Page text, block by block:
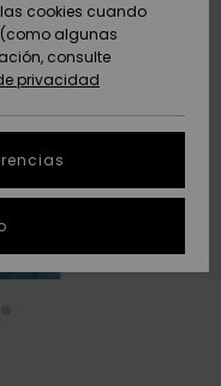
cookies cuando
algunas
consulte
privacidad